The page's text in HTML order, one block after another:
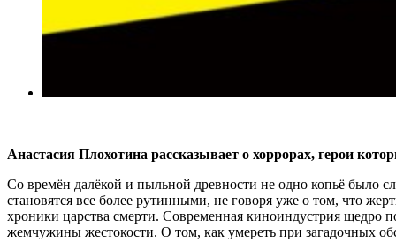
Анастасия Плохотина рассказывает о хоррорах, герои
Со времён далёкой и пыльной древности не одно копьё было
становятся все более рутинными, не говоря уже о том, что
хроники царства смерти. Современная киноиндустрия щедро
жемчужины жестокости. О том, как умереть при загадочных